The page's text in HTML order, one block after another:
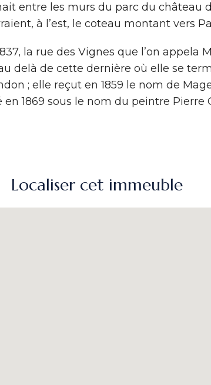
entre les murs du parc du château
à l’est, le coteau montant vers
la rue des Vignes que l’on appela
delà de cette dernière où elle se
; elle reçut en 1859 le nom de
1869 sous le nom du peintre Pierre
Localiser cet immeuble